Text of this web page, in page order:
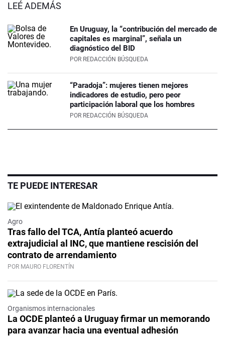
LEÉ ADEMÁS
En Uruguay, la “contribución del mercado de
capitales es marginal”, señala un
diagnóstico del BID
POR REDACCIÓN BÚSQUEDA
“Paradoja”: mujeres tienen mejores
indicadores de estudio, pero peor
participación laboral que los hombres
POR REDACCIÓN BÚSQUEDA
TE PUEDE INTERESAR
Agro
Tras fallo del TCA, Antía planteó acuerdo
extrajudicial al INC, que mantiene rescisión del
contrato de arrendamiento
POR MAURO FLORENTÍN
Organismos internacionales
La OCDE planteó a Uruguay firmar un memorando
para avanzar hacia una eventual adhesión